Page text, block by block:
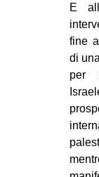
E
fine
di
per